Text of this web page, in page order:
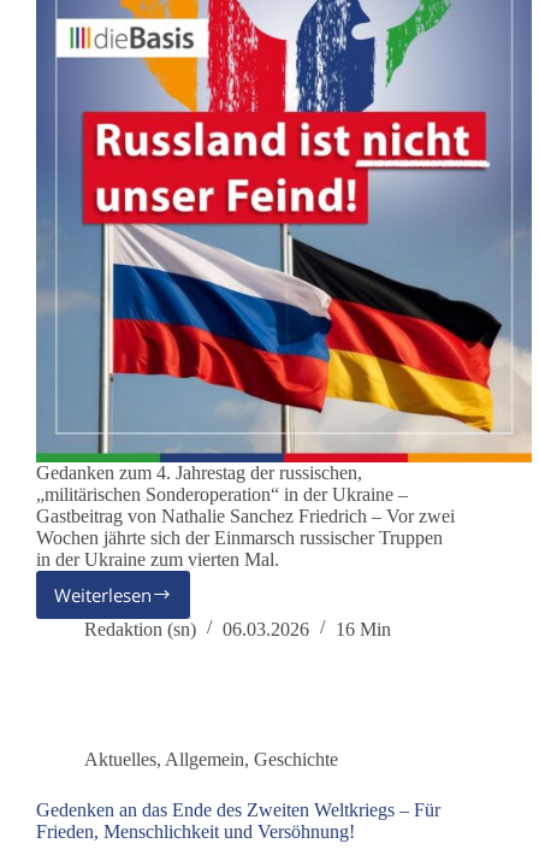
Gedanken zum 4. Jahrestag der russischen,
„militärischen Sonderoperation“ in der Ukraine –
Gastbeitrag von Nathalie Sanchez Friedrich – Vor zwei
Wochen jährte sich der Einmarsch russischer Truppen
in der Ukraine zum vierten Mal.
Weiterlesen
Russland
ist
Redaktion (sn) 06.03.2026 16 Min
Aktuelles, Allgemein, Geschichte
Gedenken an das Ende des Zweiten Weltkriegs – Für
Frieden, Menschlichkeit und Versöhnung!